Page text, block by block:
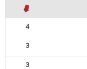
4
3
3